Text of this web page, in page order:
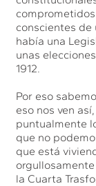
conscientes de
había una
unas
1912.
Por eso
eso nos ven
puntualmente
que no
que está
la Cuarta